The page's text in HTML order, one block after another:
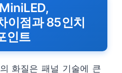
이점과 85인치
인트
화질은 패널 기술에 큰